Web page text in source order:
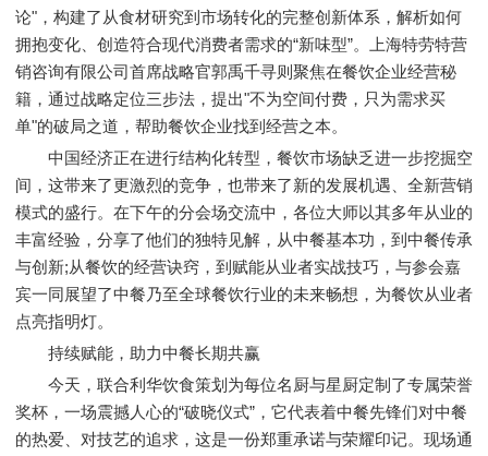
论"，构建了从食材研究到市场转化的完整创新体系，解析如何
拥抱变化、创造符合现代消费者需求的“新味型”。上海特劳特营
销咨询有限公司首席战略官郭禹千寻则聚焦在餐饮企业经营秘
籍，通过战略定位三步法，提出"不为空间付费，只为需求买
单"的破局之道，帮助餐饮企业找到经营之本。
中国经济正在进行结构化转型，餐饮市场缺乏进一步挖掘空
间，这带来了更激烈的竞争，也带来了新的发展机遇、全新营销
模式的盛行。在下午的分会场交流中，各位大师以其多年从业的
丰富经验，分享了他们的独特见解，从中餐基本功，到中餐传承
与创新;从餐饮的经营诀窍，到赋能从业者实战技巧，与参会嘉
宾一同展望了中餐乃至全球餐饮行业的未来畅想，为餐饮从业者
点亮指明灯。
持续赋能，助力中餐长期共赢
今天，联合利华饮食策划为每位名厨与星厨定制了专属荣誉
奖杯，一场震撼人心的“破晓仪式”，它代表着中餐先锋们对中餐
的热爱、对技艺的追求，这是一份郑重承诺与荣耀印记。现场通